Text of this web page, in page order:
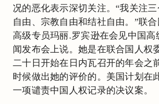
况的恶化表示深切关注。“我关注
自由、宗教自由和结社自由。”联
高级专员玛丽.罗宾逊在会见中国高
闻发布会上说。她是在联合国人权
二十日开始在日内瓦召开的年会之
时候做出她的评价的。美国计划在
一项谴责中国人权记录的决议案。